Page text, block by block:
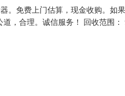
。免费上门估算，现金收购。如
，合理。诚信服务！ 回收范围